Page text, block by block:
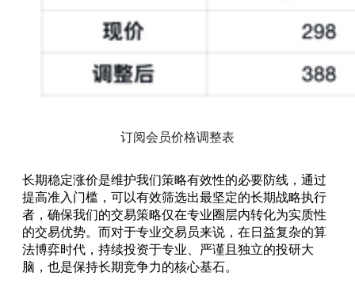
订阅会员价格调整表
长期稳定涨价是维护我们策略有效性的必要防线，通过
提高准入门槛，可以有效筛选出最坚定的长期战略执行
者，确保我们的交易策略仅在专业圈层内转化为实质性
的交易优势。而对于专业交易员来说，在日益复杂的算
法博弈时代，持续投资于专业、严谨且独立的投研大
脑，也是保持长期竞争力的核心基石。